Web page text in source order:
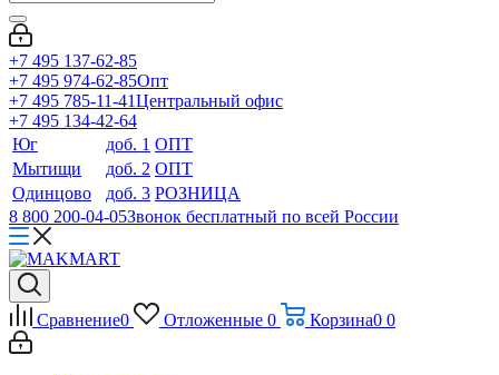
+7 495 137-62-85
+7 495 974-62-85Опт
+7 495 785-11-41Центральный офис
+7 495 134-42-64
Юг
доб. 1 ОПТ
Мытищи
доб. 2 ОПТ
Одинцово
доб. 3 РОЗНИЦА
8 800 200-04-05Звонок бесплатный по всей России
Сравнение0 Отложенные 0 Корзина0 0